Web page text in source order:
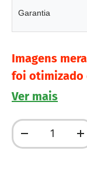
Garantia
Imagens
foi otimizado
visualização,
Ver mais
Qtd.
Diminuir